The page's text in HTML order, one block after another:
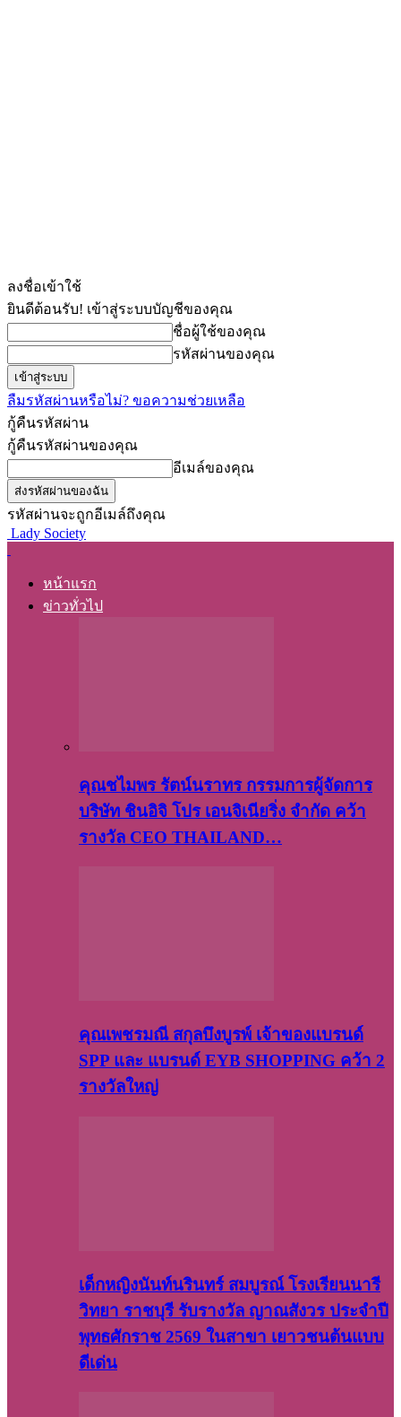
ลงชื่อเข้าใช้
ยินดีต้อนรับ! เข้าสู่ระบบบัญชีของคุณ
ชื่อผู้ใช้ของคุณ
รหัสผ่านของคุณ
ลืมรหัสผ่านหรือไม่? ขอความช่วยเหลือ
กู้คืนรหัสผ่าน
กู้คืนรหัสผ่านของคุณ
อีเมล์ของคุณ
รหัสผ่านจะถูกอีเมล์ถึงคุณ
Lady Society
หน้าแรก
ข่าวทั่วไป
คุณชไมพร​ รัตน์​นรา​ทร​ กรรมการ​ผู้จัดการ
บริษัท​ ชินอิจิ​ โปร​ เอน​จิเนีย​ริ่ง​ จำกัด คว้า
รางวัล CEO THAILAND…
คุณเพชรมณี สกุลบึงบูรพ์ เจ้าของแบรนด์
SPP และ แบรนด์ EYB SHOPPING คว้า 2
รางวัลใหญ่
เด็กหญิงนันท์นรินทร์ สมบูรณ์ โรงเรียนนารี
วิทยา ราชบุรี รับรางวัล ญาณสังวร ประจำปี
พุทธศักราช 2569 ในสาขา เยาวชนต้นแบบ
ดีเด่น